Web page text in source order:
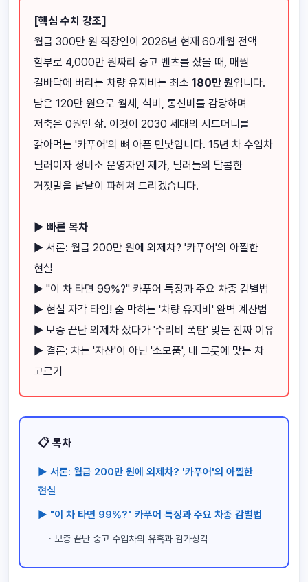
[핵심 수치 강조]
월급 300만 원 직장인이 2026년 현재 60개월 전액
할부로 4,000만 원짜리 중고 벤츠를 샀을 때, 매월
길바닥에 버리는 차량 유지비는 최소 180만 원입니다.
남은 120만 원으로 월세, 식비, 통신비를 감당하며
저축은 0원인 삶. 이것이 2030 세대의 시드머니를
갉아먹는 '카푸어'의 뼈 아픈 민낯입니다. 15년 차 수입차
딜러이자 정비소 운영자인 제가, 딜러들의 달콤한
거짓말을 낱낱이 파헤쳐 드리겠습니다.
▶ 빠른 목차
▶ 서론: 월급 200만 원에 외제차? '카푸어'의 아찔한
현실
▶ "이 차 타면 99%?" 카푸어 특징과 주요 차종 감별법
▶ 현실 자각 타임! 숨 막히는 '차량 유지비' 완벽 계산법
▶ 보증 끝난 외제차 샀다가 '수리비 폭탄' 맞는 진짜 이유
▶ 결론: 차는 '자산'이 아닌 '소모품', 내 그릇에 맞는 차
고르기
📋 목차
▶ 서론: 월급 200만 원에 외제차? '카푸어'의 아찔한
현실
▶ "이 차 타면 99%?" 카푸어 특징과 주요 차종 감별법
· 보증 끝난 중고 수입차의 유혹과 감가상각